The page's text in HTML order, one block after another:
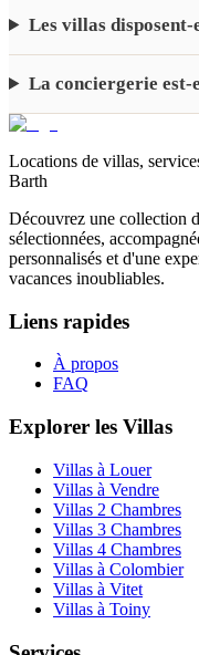
Les villas
La conciergerie est-
Locations de villas,
Barth
Découvrez une collection
sélectionnées,
personnalisés et d'une
vacances inoubliables.
Liens rapides
À propos
FAQ
Explorer les Villas
Villas à Louer
Villas à Vendre
Villas 2 Chambres
Villas 3 Chambres
Villas 4 Chambres
Villas à Colombier
Villas à Vitet
Villas à Toiny